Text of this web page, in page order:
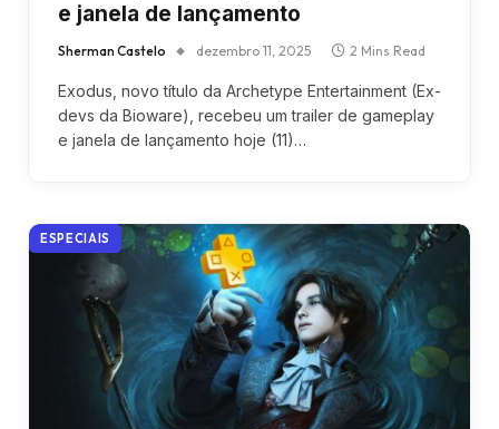
e janela de lançamento
Sherman Castelo dezembro 11, 2025 2 Mins Read
Exodus, novo título da Archetype Entertainment (Ex-
devs da Bioware), recebeu um trailer de gameplay
e janela de lançamento hoje (11)…
ESPECIAIS